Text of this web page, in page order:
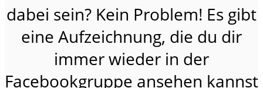
dabei sein? Kein Problem! Es gibt
eine Aufzeichnung, die du dir
immer wieder in der
Facebookgruppe ansehen kannst